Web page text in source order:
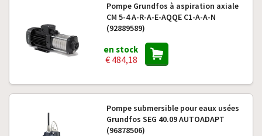
Pompe Grundfos à aspiration axiale
CM 5-4 A-R-A-E-AQQE C1-A-A-N
(92889589)
en stock
€ 484,18
Pompe submersible pour eaux usées
Grundfos SEG 40.09 AUTOADAPT
(96878506)